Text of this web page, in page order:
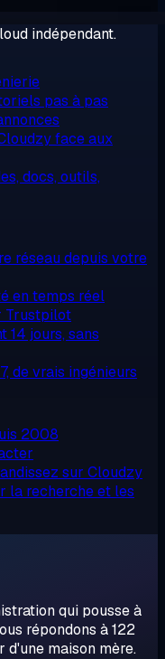
indépendant.
pas à pas
face aux
docs, outils,
réseau depuis votre
en temps réel
Trustpilot
14 jours, sans
de vrais ingénieurs
2008
sur Cloudzy
la recherche et les
qui pousse à
répondons à 122
maison mère.